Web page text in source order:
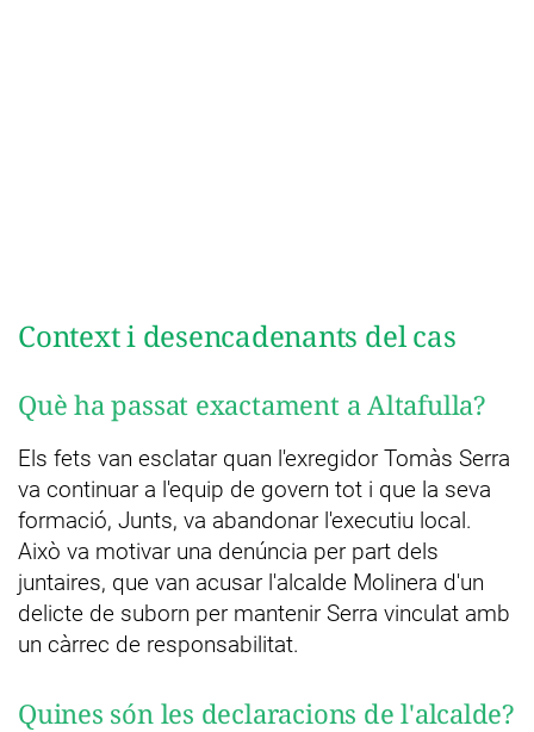
Context i desencadenants del cas
Què ha passat exactament a Altafulla?
Els fets van esclatar quan l'exregidor Tomàs Serra
va continuar a l'equip de govern tot i que la seva
formació, Junts, va abandonar l'executiu local.
Això va motivar una denúncia per part dels
juntaires, que van acusar l'alcalde Molinera d'un
delicte de suborn per mantenir Serra vinculat amb
un càrrec de responsabilitat.
Quines són les declaracions de l'alcalde?